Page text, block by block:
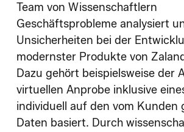
Team von Wissenschaftlern
Geschäftsprobleme analysiert
Unsicherheiten bei der
modernster Produkte von
Dazu gehört beispielsweise der
virtuellen Anprobe inklusive
individuell auf den vom Kunden
Daten basiert. Durch